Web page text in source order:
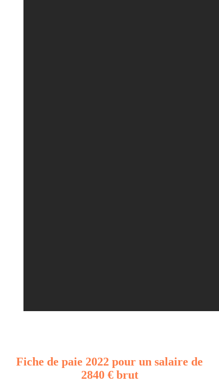
Fiche de paie 2022 pour un salaire de
2840 € brut